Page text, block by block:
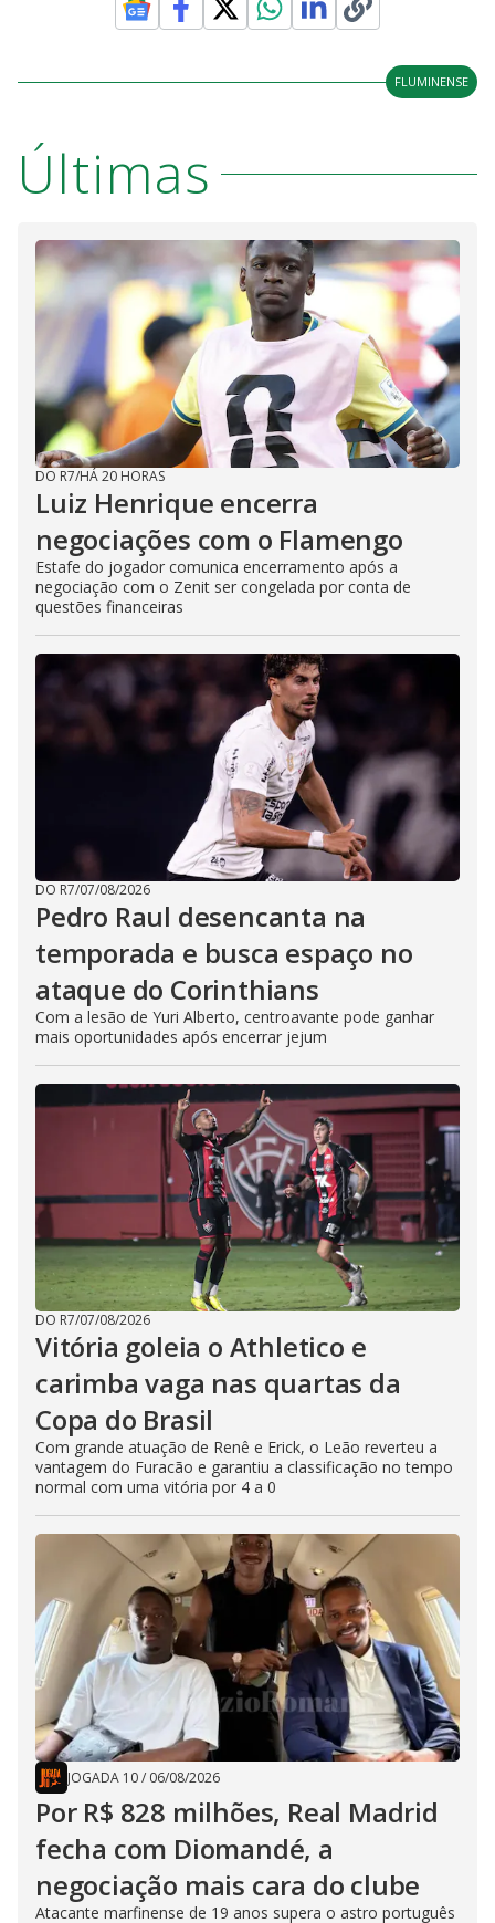
FLUMINENSE
Últimas
DO R7/HÁ 20 HORAS
Luiz Henrique encerra
negociações com o Flamengo
Estafe do jogador comunica encerramento após a
negociação com o Zenit ser congelada por conta de
questões financeiras
DO R7/07/08/2026
Pedro Raul desencanta na
temporada e busca espaço no
ataque do Corinthians
Com a lesão de Yuri Alberto, centroavante pode ganhar
mais oportunidades após encerrar jejum
DO R7/07/08/2026
Vitória goleia o Athletico e
carimba vaga nas quartas da
Copa do Brasil
Com grande atuação de Renê e Erick, o Leão reverteu a
vantagem do Furacão e garantiu a classificação no tempo
normal com uma vitória por 4 a 0
JOGADA 10/ 06/08/2026
Por R$ 828 milhões, Real Madrid
fecha com Diomandé, a
negociação mais cara do clube
Atacante marfinense de 19 anos supera o astro português